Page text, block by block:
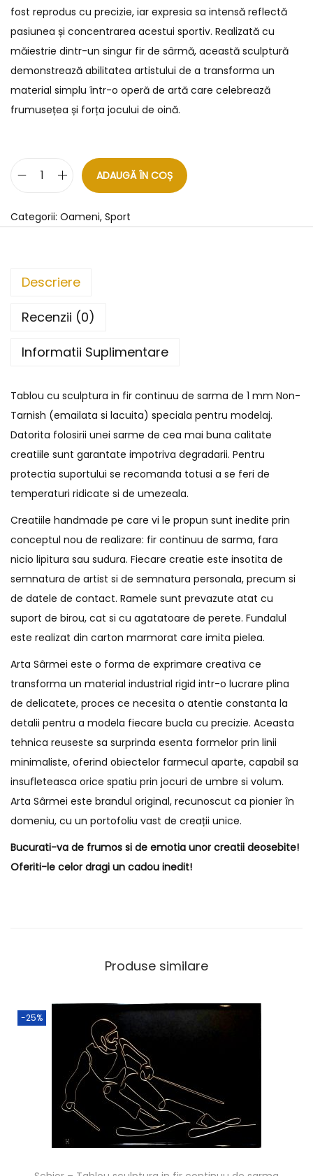
fost reprodus cu precizie, iar expresia sa intensă reflectă
pasiunea și concentrarea acestui sportiv. Realizată cu
măiestrie dintr-un singur fir de sârmă, această sculptură
demonstrează abilitatea artistului de a transforma un
material simplu într-o operă de artă care celebrează
frumusețea și forța jocului de oină.
ADAUGĂ ÎN COȘ
Categorii: Oameni, Sport
Descriere
Recenzii (0)
Informatii Suplimentare
Tablou cu sculptura in fir continuu de sarma de 1 mm Non-
Tarnish (emailata si lacuita) speciala pentru modelaj.
Datorita folosirii unei sarme de cea mai buna calitate
creatiile sunt garantate impotriva degradarii. Pentru
protectia suportului se recomanda totusi a se feri de
temperaturi ridicate si de umezeala.
Creatiile handmade pe care vi le propun sunt inedite prin
conceptul nou de realizare: fir continuu de sarma, fara
nicio lipitura sau sudura. Fiecare creatie este insotita de
semnatura de artist si de semnatura personala, precum si
de datele de contact. Ramele sunt prevazute atat cu
suport de birou, cat si cu agatatoare de perete. Fundalul
este realizat din carton marmorat care imita pielea.
Arta Sârmei este o forma de exprimare creativa ce
transforma un material industrial rigid intr-o lucrare plina
de delicatete, proces ce necesita o atentie constanta la
detalii pentru a modela fiecare bucla cu precizie. Aceasta
tehnica reuseste sa surprinda esenta formelor prin linii
minimaliste, oferind obiectelor farmecul aparte, capabil sa
insufleteasca orice spatiu prin jocuri de umbre si volum.
Arta Sârmei este brandul original, recunoscut ca pionier în
domeniu, cu un portofoliu vast de creații unice.
Bucurati-va de frumos si de emotia unor creatii deosebite!
Oferiti-le celor dragi un cadou inedit!
Produse similare
-25%